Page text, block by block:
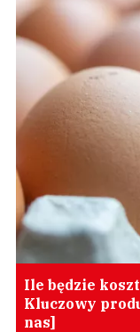
Ile będzie
Kluczowy
nas]